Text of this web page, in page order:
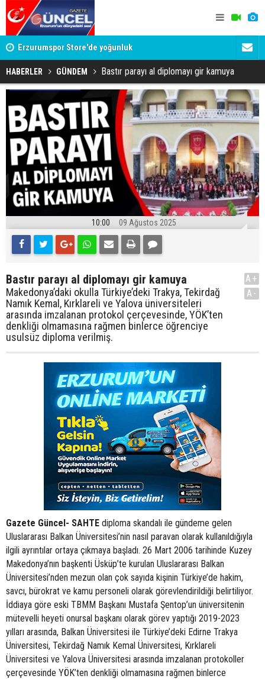
Erzurumspor Store'de yoğunluk Adalet
Böyle bir
HABERLER GÜNDEM Bastır parayı al diplomayı gir kamuya
10:00 09 Ağustos 2025
Bastır parayı al diplomayı gir kamuya
Makedonya’daki okulla Türkiye’deki Trakya, Tekirdağ
Namık Kemal, Kırklareli ve Yalova üniversiteleri
arasında imzalanan protokol çerçevesinde, YÖK’ten
denkliği olmamasına rağmen binlerce öğrenciye
usulsüz diploma verilmiş.
A+
A-
Gazete Güncel- SAHTE diploma skandalı ile gündeme gelen
Uluslararası Balkan Üniversitesi’nin nasıl paravan olarak kullanıldığıyla
ilgili ayrıntılar ortaya çıkmaya başladı. 26 Mart 2006 tarihinde Kuzey
Makedonya’nın başkenti Üsküp’te kurulan Uluslararası Balkan
Üniversitesi’nden mezun olan çok sayıda kişinin Türkiye’de hakim,
savcı, bürokrat ve kamu personeli olarak görevlendirildiği belirtiliyor.
İddiaya göre eski TBMM Başkanı Mustafa Şentop’un üniversitenin
mütevelli heyeti onursal başkanı olarak görev yaptığı 2019-2023
yılları arasında, Balkan Üniversitesi ile Türkiye’deki Edirne Trakya
Üniversitesi, Tekirdağ Namık Kemal Üniversitesi, Kırklareli
Üniversitesi ve Yalova Üniversitesi arasında imzalanan protokoller
çerçevesinde YÖK’ten denkliği olmamasına rağmen binlerce